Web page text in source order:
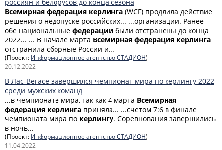
россиян и белорусов до конца сезона
Всемирная федерация керлинга (WCF) продлила действие
решения о недопуске российских... ...организации. Ранее
обе национальные федерации были отстранены до конца
2022... ... В начале марта Всемирная федерация керлинга
отстранила сборные России и...
(Проект: Информационное агентство СТАДИОН)
20.12.2022
В Лас-Вегасе завершился чемпионат мира по керлингу 2022
среди мужских команд
...в чемпионате мира, так как 4 марта Всемирная
федерация керлинга приняла... ...счетом 7:6 в финале
чемпионата мира по керлингу. Соревнования завершились
в ночь...
(Проект: Информационное агентство СТАДИОН)
11.04.2022